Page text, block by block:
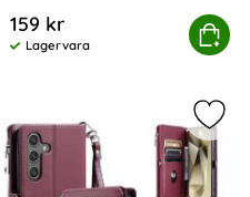
159 kr
Tillgänglighet:
Lagervara
Köp
Galaxy A27 Fodral